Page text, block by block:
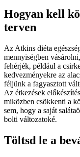
Hogyan kell
terven
Az Atkins diéta
mennyiségben
fehérjék, például a
kedvezményekre az
féljünk a fagyasztott
Az étkezések
miközben csökkenti a
sem, hogy a saját
bolti változatoké.
Töltsd le a